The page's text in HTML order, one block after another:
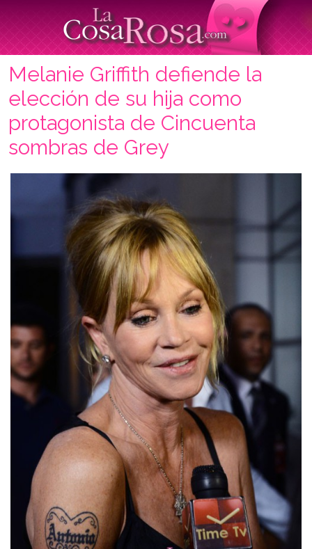
Melanie Griffith defiende la
elección de su hija como
protagonista de Cincuenta
sombras de Grey